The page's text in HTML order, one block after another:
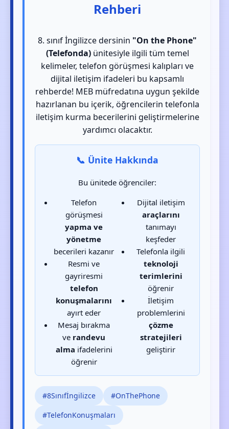
Rehberi
8. sınıf İngilizce dersinin "On the Phone"
(Telefonda)ünitesiyle ilgili tüm temel
kelimeler, telefon görüşmesi kalıpları ve
dijital iletişim ifadeleri bu kapsamlı
rehberde! MEB müfredatına uygun şekilde
hazırlanan bu içerik, öğrencilerin telefonla
iletişim kurma becerilerini geliştirmelerine
yardımcı olacaktır.
📞 Ünite Hakkında
Bu ünitede öğrenciler:
Telefon
görüşmesi
yapma ve
yönetme
becerileri kazanır
Resmi ve
gayriresmi
telefon
konuşmalarını
ayırt eder
Mesaj bırakma
ve randevu
alma ifadelerini
öğrenir
Dijital iletişim
araçlarını
tanımayı
keşfeder
Telefonla ilgili
teknoloji
terimlerini
öğrenir
İletişim
problemlerini
çözme
stratejileri
geliştirir
#8Sınıfİngilizce
#OnThePhone
#TelefonKonuşmaları